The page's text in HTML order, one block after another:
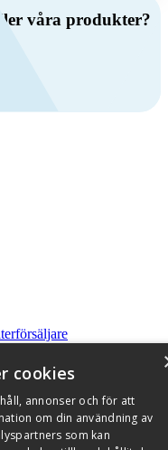
våra produkter?
Alarmkoder
cookies
annonser och för att
om din användning av
som kan